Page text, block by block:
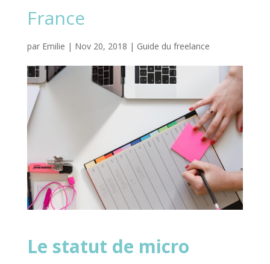
France
par Emilie | Nov 20, 2018 | Guide du freelance
Le statut de micro